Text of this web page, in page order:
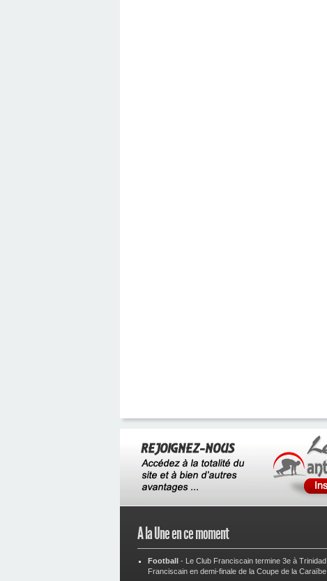
A la Une en ce moment
Football - Le Club Franciscain termine 3e à Trinidad
Franciscain en demi-finale de la Coupe de la Caraïbe